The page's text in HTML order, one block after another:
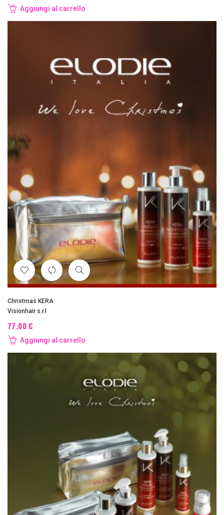
Aggiungi al carrello
Christmas KERA
Visionhair s.r.l
77,00 €
Aggiungi al carrello